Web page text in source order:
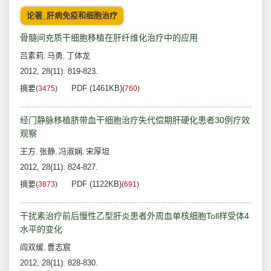
论著_肝病免疫和细胞治疗
骨髓间充质干细胞移植在肝纤维化治疗中的应用
吕素莉, 马勇, 丁体龙
2012, 28(11): 819-823.
摘要(3475) PDF (1461KB)(760)
经门静脉移植脐带血干细胞治疗失代偿期肝硬化患者30例疗效
观察
王方, 张静, 冯淑娴 , 宋厚坦
2012, 28(11): 824-827.
摘要(3873) PDF (1122KB)(691)
干扰素治疗前后慢性乙型肝炎患者外周血单核细胞Toll样受体4
水平的变化
阎双缓, 曹志宸
2012, 28(11): 828-830.